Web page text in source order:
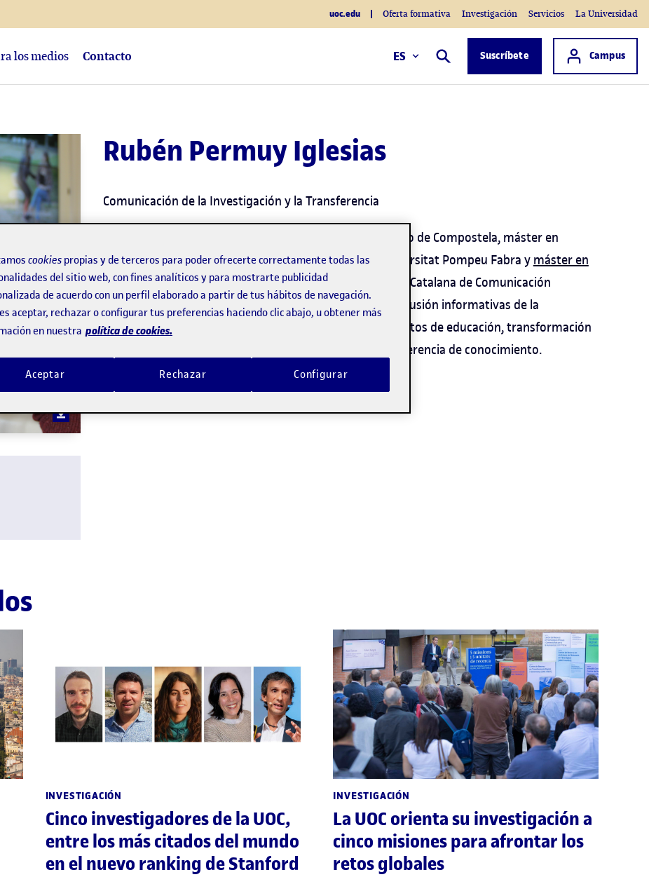
Buscar Suscríbete Acceso a
Campus
los medios Contacto ES
uoc.edu Oferta formativa Investigación Servicios La Universidad
Rubén Permuy Iglesias
Comunicación de la Investigación y la Transferencia
Licenciado en Periodismo por la Universidade de Santiago de Compostela, máster en
Comunicación Científica, Médica y Ambiental por la Universitat Pompeu Fabra y máster en
Marketing Digital por la UOC. Presidente de la Asociación Catalana de Comunicación
Científica. Periodista especializado en la cobertura y la difusión informativas de la
investigación y la innovación (R&I) de la UOC, en los ámbitos de educación, transformación
digital y gobernanza, así como emprendimiento y transferencia de conocimiento.
INVESTIGACIÓN
Cinco investigadores de la UOC,
entre los más citados del mundo
en el nuevo ranking de Stanford
INVESTIGACIÓN
La UOC orienta su investigación a
cinco misiones para afrontar los
retos globales
cookies propias y de terceros para poder ofrecerte correctamente todas las
del sitio web, con fines analíticos y para mostrarte publicidad
de acuerdo con un perfil elaborado a partir de tus hábitos de navegación.
aceptar, rechazar o configurar tus preferencias haciendo clic abajo, u obtener más
en nuestra política de cookies.
Rechazar
Aceptar Configurar